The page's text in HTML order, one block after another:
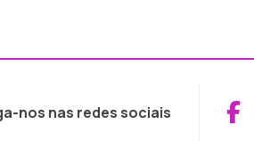
nos nas redes sociais